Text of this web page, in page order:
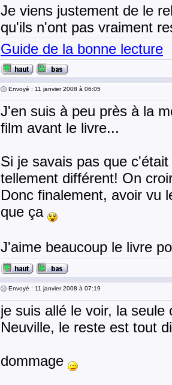
Je viens justement de le
qu'ils n'ont pas vraiment
Guide de la bonne lecture
Envoyé : 11 janvier 2008 à 06:05
J'en suis à peu près à la
film avant le livre...
Si je savais pas que
tellement différent! On
Donc finalement, avoir vu
que ça
J'aime beaucoup le livre
Envoyé : 11 janvier 2008 à 07:19
je suis allé le voir, la
Neuville, le reste est tout
dommage